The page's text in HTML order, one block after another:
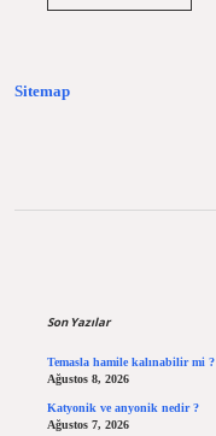
Sitemap
Son Yazılar
Temasla hamile kalınabilir mi ?
Ağustos 8, 2026
Katyonik ve anyonik nedir ?
Ağustos 7, 2026